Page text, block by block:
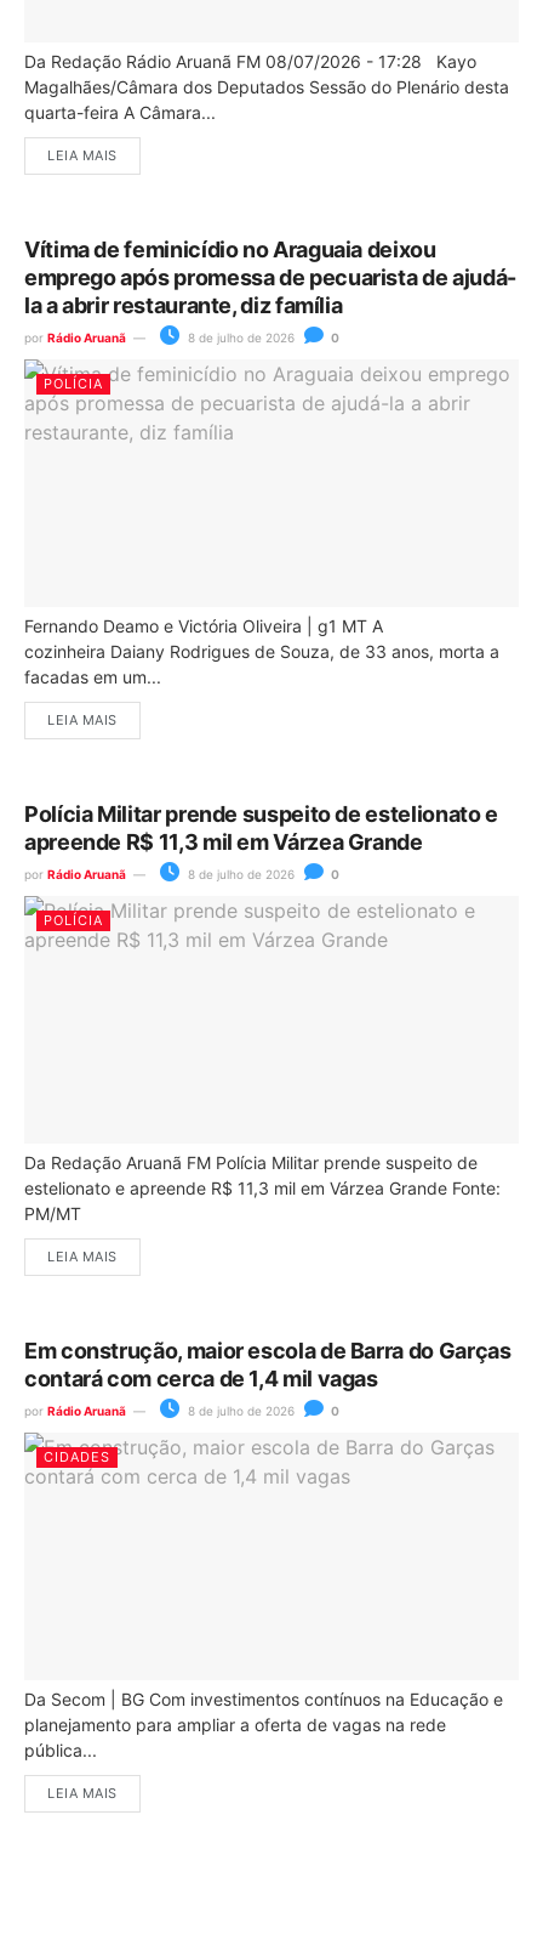
Da Redação Rádio Aruanã FM 08/07/2026 - 17:28 Kayo
Magalhães/Câmara dos Deputados Sessão do Plenário desta
quarta-feira A Câmara...
LEIA MAIS
Vítima de feminicídio no Araguaia deixou
emprego após promessa de pecuarista de ajudá-
la a abrir restaurante, diz família
por Rádio Aruanã 8 de julho de 2026 0
POLÍCIA
Fernando Deamo e Victória Oliveira | g1 MT A
cozinheira Daiany Rodrigues de Souza, de 33 anos, morta a
facadas em um...
LEIA MAIS
Polícia Militar prende suspeito de estelionato e
apreende R$ 11,3 mil em Várzea Grande
por Rádio Aruanã 8 de julho de 2026 0
POLÍCIA
Da Redação Aruanã FM Polícia Militar prende suspeito de
estelionato e apreende R$ 11,3 mil em Várzea Grande Fonte:
PM/MT
LEIA MAIS
Em construção, maior escola de Barra do Garças
contará com cerca de 1,4 mil vagas
por Rádio Aruanã 8 de julho de 2026 0
CIDADES
Da Secom | BG Com investimentos contínuos na Educação e
planejamento para ampliar a oferta de vagas na rede
pública...
LEIA MAIS